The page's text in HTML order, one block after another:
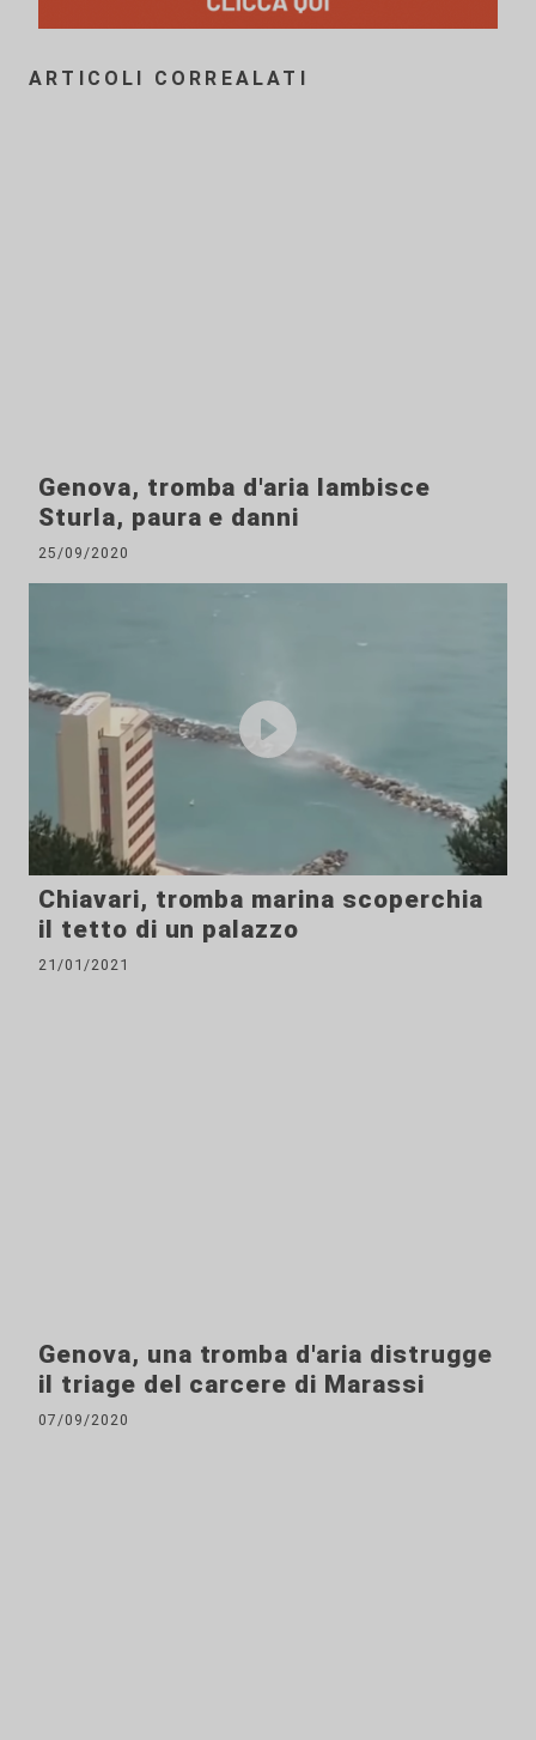
ARTICOLI CORREALATI
Genova, tromba d'aria lambisce
Sturla, paura e danni
25/09/2020
Chiavari, tromba marina scoperchia
il tetto di un palazzo
21/01/2021
Genova, una tromba d'aria distrugge
il triage del carcere di Marassi
07/09/2020